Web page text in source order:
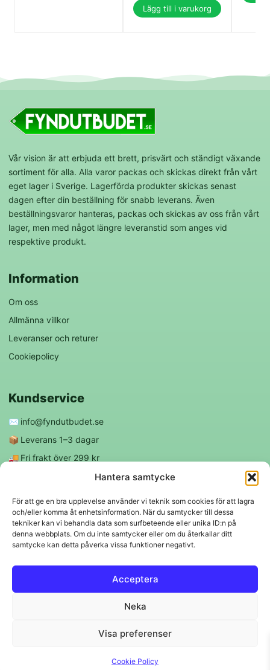
Hantera samtycke
För att ge en bra upplevelse använder vi teknik som cookies för att lagra
och/eller komma åt enhetsinformation. När du samtycker till dessa
tekniker kan vi behandla data som surfbeteende eller unika ID:n på
denna webbplats. Om du inte samtycker eller om du återkallar ditt
samtycke kan detta påverka vissa funktioner negativt.
Acceptera
Neka
Visa preferenser
Cookie Policy
Lägg till i varukorg
Vår vision är att erbjuda ett brett, prisvärt och ständigt växande
sortiment för alla. Alla varor packas och skickas direkt från vårt
eget lager i Sverige. Lagerförda produkter skickas senast
dagen efter din beställning för snabb leverans. Även
beställningsvaror hanteras, packas och skickas av oss från vårt
lager, men med något längre leveranstid som anges vid
respektive produkt.
Information
Om oss
Allmänna villkor
Leveranser och returer
Cookiepolicy
Kundservice
✉️ info@fyndutbudet.se
📦 Leverans 1–3 dagar
🚚 Fri frakt över 299 kr
Följ oss
f ◎
Trygga betalningar
Swish
Svenskt lager 🇸🇪 • Snabba leveranser • Trygga köp